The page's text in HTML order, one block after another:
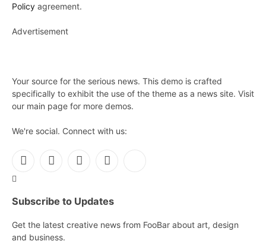
Policy agreement.
Advertisement
Your source for the serious news. This demo is crafted
specifically to exhibit the use of the theme as a news site. Visit
our main page for more demos.
We're social. Connect with us:
Facebook
X
InstagramPinterest
Subscribe to Updates
Get the latest creative news from FooBar about art, design
and business.